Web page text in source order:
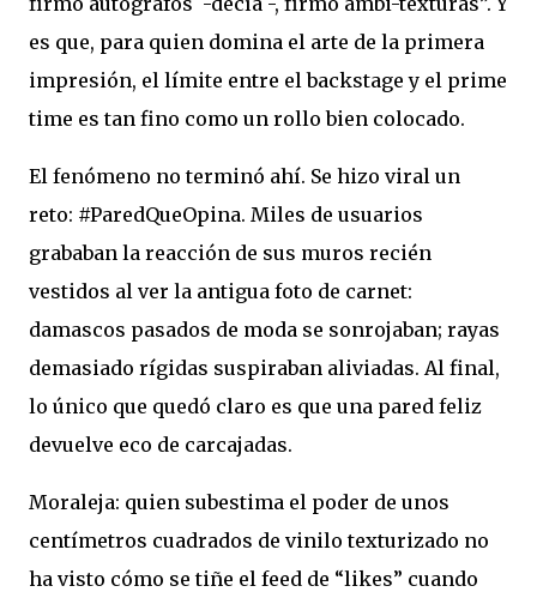
es que, para quien domina el arte de la primera
impresión, el límite entre el backstage y el prime
time es tan fino como un rollo bien colocado.
El fenómeno no terminó ahí. Se hizo viral un
reto: #ParedQueOpina. Miles de usuarios
grababan la reacción de sus muros recién
vestidos al ver la antigua foto de carnet:
damascos pasados de moda se sonrojaban; rayas
demasiado rígidas suspiraban aliviadas. Al final,
lo único que quedó claro es que una pared feliz
devuelve eco de carcajadas.
Moraleja: quien subestima el poder de unos
centímetros cuadrados de vinilo texturizado no
ha visto cómo se tiñe el feed de “likes” cuando